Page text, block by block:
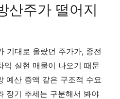
산주가 떨어지
기대로 올랐던 주가가, 종전
익 실현 매물이 나오기 때문
예산 증액 같은 구조적 수요
장기 추세는 구분해서 봐야